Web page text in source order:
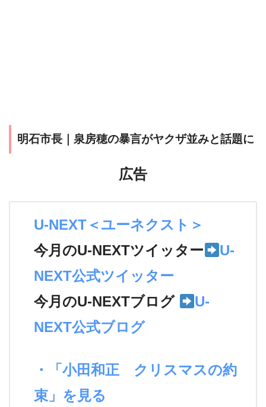
明石市長｜泉房穂の暴言がヤクザ並みと話題に
広告
U-NEXT＜ユーネクスト＞
今月のU-NEXTツイッター
U-
NEXT公式ツイッター
今月のU-NEXTブログ
U-
NEXT公式ブログ
・「小田和正 クリスマスの約
束」を見る